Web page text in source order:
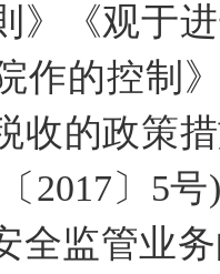
》《观于
作的控制
收的政策
2017〕5
全监管业